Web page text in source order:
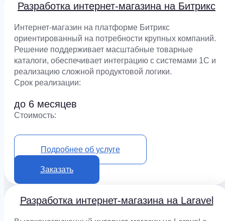
Разработка интернет-магазина на Битрикс
Интернет-магазин на платформе Битрикс
ориентированный на потребности крупных компаний.
Решение поддерживает масштабные товарные
каталоги, обеспечивает интеграцию с системами 1С и
реализацию сложной продуктовой логики.
Срок реализации:
до 6 месяцев
Cтоимость:
от 1 800 000 ₽
Подробнее об услуге
Заказать
Разработка интернет-магазина на Laravel